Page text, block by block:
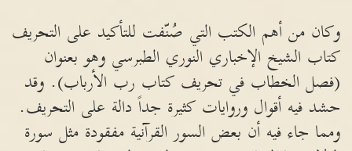
وكان من أهم الكتب التي صُنّفت للتأكيد على التحريف
كتاب الشيخ الإخباري النوري الطبرسي وهو بعنوان
(فصل الخطاب في تحريف كتاب رب الأرباب). وقد
حشد فيه أقوال وروايات كثيرة جداً دالة على التحريف.
ومما جاء فيه أن بعض السور القرآنية مفقودة مثل سورة